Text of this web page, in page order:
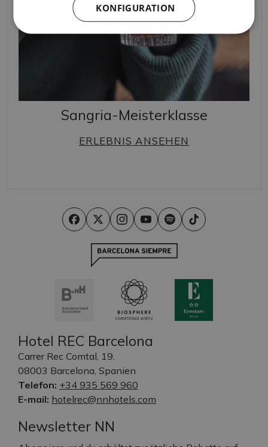
Sangria-Meisterklasse
ERLEBNIS ANSEHEN
Hotel REC Barcelona
Carrer Rec Comtal, 19.
08003 Barcelona, Spanien
Telefon: +34 935 569 960
E-mail: hotelrec@nnhotels.com
Newsletter NN
KONFIGURATION